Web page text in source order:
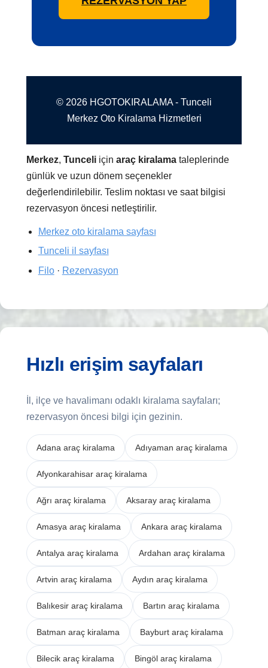
© 2026 HGOTOKIRALAMA - Tunceli
Merkez Oto Kiralama Hizmetleri
Merkez,Tunceli içinaraç kiralama taleplerinde
günlük ve uzun dönem seçenekler
değerlendirilebilir. Teslim noktası ve saat bilgisi
rezervasyon öncesi netleştirilir.
Merkez oto kiralama sayfası
Tunceli il sayfası
Filo· Rezervasyon
Hızlı erişim sayfaları
İl, ilçe ve havalimanı odaklı kiralama sayfaları;
rezervasyon öncesi bilgi için gezinin.
Adana araç kiralama Adıyaman araç kiralama
Afyonkarahisar araç kiralama
Ağrı araç kiralama Aksaray araç kiralama
Amasya araç kiralama Ankara araç kiralama
Antalya araç kiralama Ardahan araç kiralama
Artvin araç kiralama Aydın araç kiralama
Balıkesir araç kiralama Bartın araç kiralama
Batman araç kiralama Bayburt araç kiralama
Bilecik araç kiralama Bingöl araç kiralama